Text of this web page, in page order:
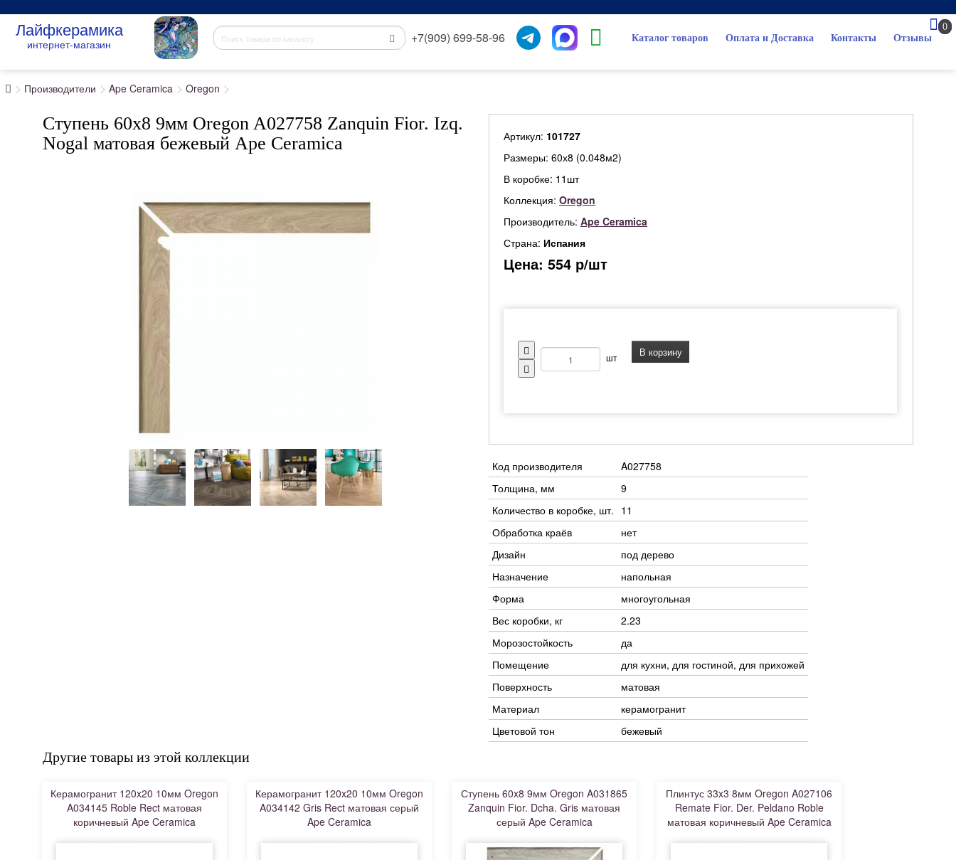
Лайфкерамика
интернет-магазин +7(909) 699-58-96 Каталог товаров Оплата и Доставка Контакты Отзывы
0
Производители Ape Ceramica Oregon
Ступень 60x8 9мм Oregon A027758 Zanquin Fior. Izq.
Nogal матовая бежевый Ape Ceramica
Артикул: 101727
Размеры: 60х8 (0.048м2)
В коробке: 11шт
Коллекция: Oregon
Производитель: Ape Ceramica
Страна: Испания
Цена: 554 р/шт
шт В корзину
Код производителя
A027758
Толщина, мм
9
Количество в коробке, шт. 11
Обработка краёв
нет
Дизайн
под дерево
Назначение
напольная
Форма
многоугольная
Вес коробки, кг
2.23
Морозостойкость
да
Помещение
для кухни, для гостиной, для прихожей
Поверхность
матовая
Материал
керамогранит
Цветовой тон
бежевый
Другие товары из этой коллекции
Керамогранит 120x20 10мм Oregon
A034145 Roble Rect матовая
коричневый Ape Ceramica
Керамогранит 120x20 10мм Oregon
A034142 Gris Rect матовая серый
Ape Ceramica
Ступень 60x8 9мм Oregon A031865
Zanquin Fior. Dcha. Gris матовая
серый Ape Ceramica
Плинтус 33x3 8мм Oregon A027106
Remate Fior. Der. Peldano Roble
матовая коричневый Ape Ceramica